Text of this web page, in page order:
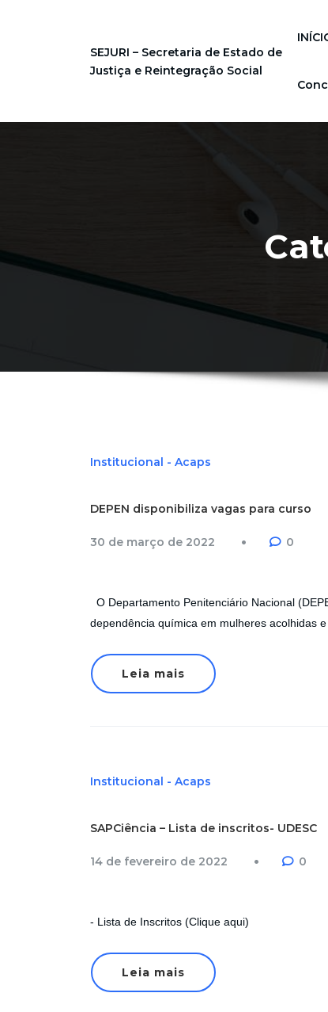
SEJURI – Secretaria de Estado de
Justiça e Reintegração Social
Institucional - Acaps
DEPEN disponibiliza vagas para curso
30 de março de 2022 0
O Departamento Penitenciário Nacional
dependência química em mulheres acolhidas
Leia mais
Institucional - Acaps
SAPCiência – Lista de inscritos- UDESC
14 de fevereiro de 2022 0
- Lista de Inscritos (Clique aqui)
Leia mais